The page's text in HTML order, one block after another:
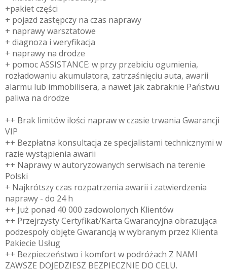
+pakiet części
+ pojazd zastępczy na czas naprawy
+ naprawy warsztatowe
+ diagnoza i weryfikacja
+ naprawy na drodze
+ pomoc ASSISTANCE: w przy przebiciu ogumienia,
rozładowaniu akumulatora, zatrzaśnięciu auta, awarii
alarmu lub immobilisera, a nawet jak zabraknie Państwu
paliwa na drodze
++ Brak limitów ilości napraw w czasie trwania Gwarancji
VIP
++ Bezpłatna konsultacja ze specjalistami technicznymi w
razie wystąpienia awarii
++ Naprawy w autoryzowanych serwisach na terenie
Polski
+ Najkrótszy czas rozpatrzenia awarii i zatwierdzenia
naprawy - do 24 h
++ Już ponad 40 000 zadowolonych Klientów
++ Przejrzysty Certyfikat/Karta Gwarancyjna obrazująca
podzespoły objęte Gwarancją w wybranym przez Klienta
Pakiecie Usług
++ Bezpieczeństwo i komfort w podróżach Z NAMI
ZAWSZE DOJEDZIESZ BEZPIECZNIE DO CELU.